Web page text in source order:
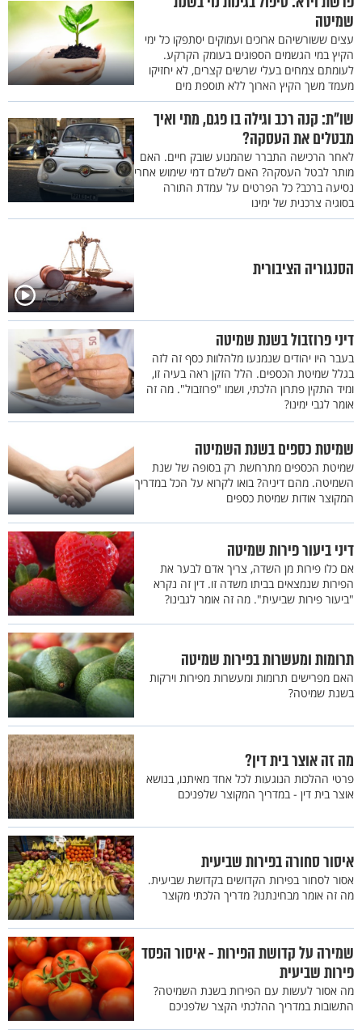
שמיטה
עצים ששורשיהם ארוכים ועמוקים יסתפקו כל ימי
הקיץ במי הגשמים הספוגים בעומק הקרקע.
לעומתם צמחים בעלי שרשים קצרים, לא יחזיקו
מעמד משך הקיץ הארוך ללא תוספת מים
שו"ת: קנה רכב וגילה בו פגם, מתי ואיך
מבטלים את העסקה?
לאחר הרכישה התברר שהמנוע שובק חיים. האם
מותר לבטל העסקה? האם לשלם דמי שימוש אחרי
נסיעה ברכב? כל הפרטים על עמדת התורה
בסוגיה צרכנית של ימינו
הסנגוריה הציבורית
דיני פרוזבול בשנת שמיטה
בעבר היו יהודים שנמנעו מלהלוות כסף זה לזה
בגלל שמיטת הכספים. הלל הזקן ראה בעיה זו,
ומיד התקין פתרון הלכתי, ושמו "פרוזבול". מה זה
אומר לגבי ימינו?
שמיטת כספים בשנת השמיטה
שמיטת הכספים מתרחשת רק בסופה של שנת
השמיטה. מהם דיניה? בואו לקרוא על הכל במדריך
המקוצר אודות שמיטת כספים
דיני ביעור פירות שמיטה
אם כלו פירות מן השדה, צריך אדם לבער את
הפירות שנמצאים בביתו משדה זו. דין זה נקרא
"ביעור פירות שביעית". מה זה אומר לגבינו?
תרומות ומעשרות בפירות שמיטה
האם מפרישים תרומות ומעשרות מפירות וירקות
בשנת שמיטה?
מה זה אוצר בית דין?
פרטי ההלכות הנוגעות לכל אחד מאיתנו, בנושא
אוצר בית דין - במדריך המקוצר שלפניכם
איסור סחורה בפירות שביעית
אסור לסחור בפירות הקדושים בקדושת שביעית.
מה זה אומר מבחינתנו? מדריך הלכתי מקוצר
שמירה על קדושת הפירות - איסור הפסד
פירות שביעית
מה אסור לעשות עם הפירות בשנת השמיטה?
התשובות במדריך ההלכתי הקצר שלפניכם